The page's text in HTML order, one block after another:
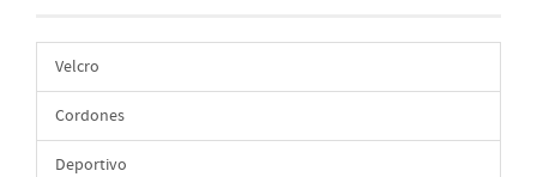
Velcro
Cordones
Deportivo